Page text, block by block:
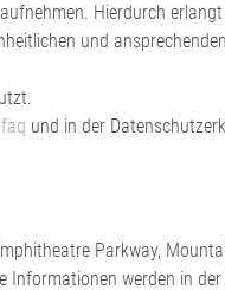
Hierdurch
und
und in der
Parkway,
werden in